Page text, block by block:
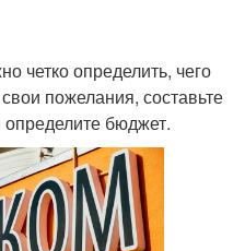
четко определить, чего
пожелания, составьте
бюджет.